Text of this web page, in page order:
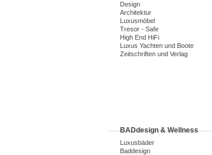
Design
Architektur
Luxusmöbel
Tresor - Safe
High End HiFi
Luxus Yachten und Boote
Zeitschriften und Verlag
BADdesign & Wellness
Luxusbäder
Baddesign